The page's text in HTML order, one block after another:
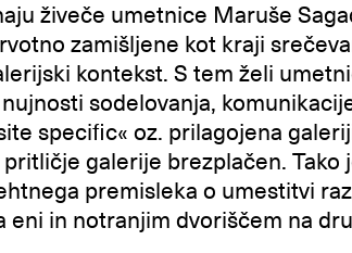
živeče umetnice Maruše
zamišljene kot kraji
kontekst. S tem želi
sodelovanja,
specific« oz. prilagojena
galerije brezplačen. Tako
premisleka o umestitvi
eni in notranjim dvoriščem na